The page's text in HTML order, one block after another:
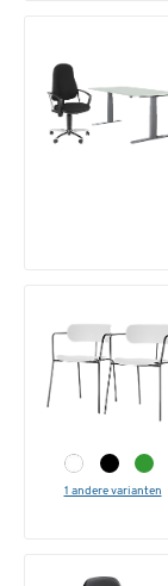
1 andere varianten